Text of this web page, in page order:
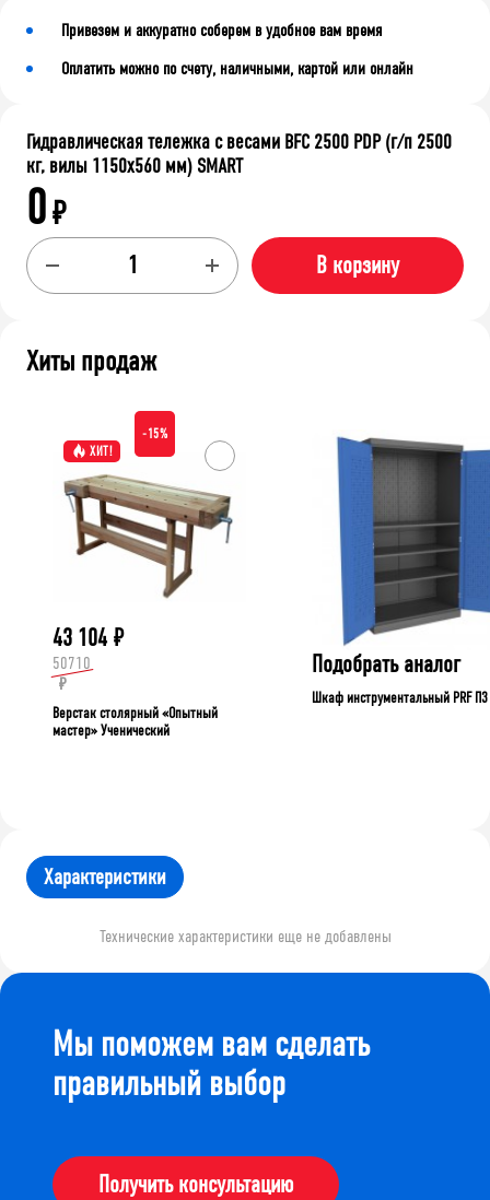
Привезем и аккуратно соберем в удобное вам время
Оплатить можно по счету, наличными, картой или онлайн
Гидравлическая тележка с весами BFC 2500 PDP (г/п 2500
кг, вилы 1150x560 мм) SMART
0₽
В корзину
Хиты продаж
ХИТ!
-15%
43 104 ₽
50710
₽
Верстак столярный «Опытный
мастер» Ученический
Подобрать аналог
Шкаф инструментальный PRF П3
Характеристики
Технические характеристики еще не добавлены
Мы поможем вам сделать
правильный выбор
Получить консультацию